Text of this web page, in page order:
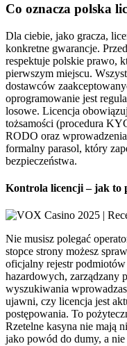
Co oznacza polska
Dla ciebie, jako gracza,
konkretne gwarancje.
respektuje polskie prawo,
pierwszym miejscu.
dostawców
oprogramowanie jest
losowe. Licencja
tożsamości (procedura
RODO oraz
formalny parasol, który
bezpieczeństwa.
Kontrola licencji – jak to
Nie musisz polegać
stopce strony możesz
oficjalny rejestr
hazardowych, zarządzany
wyszukiwania
ujawni, czy licencja jest
postępowania. To
Rzetelne kasyna nie mają
jako powód do dumy, a